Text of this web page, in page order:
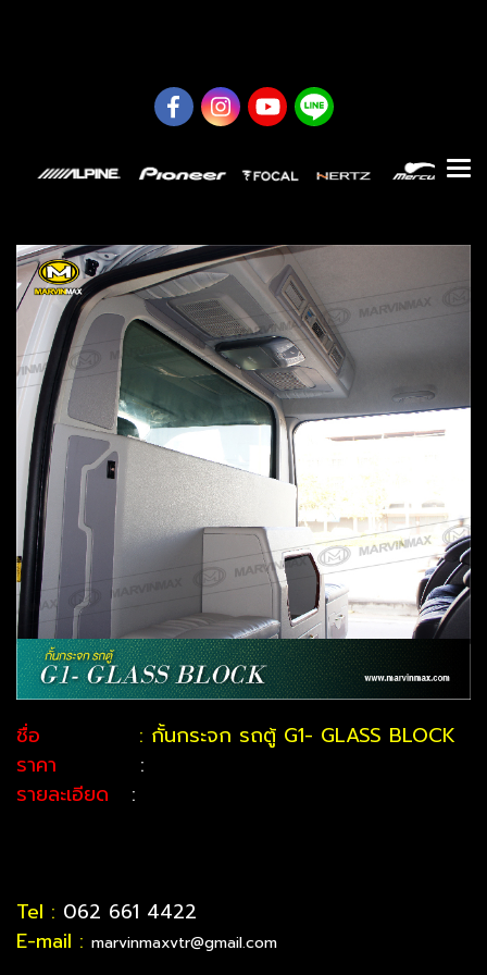
ชื่อ
: กั้นกระจก รถตู้ G1- GLASS BLOCK
ราคา
:
รายละเอียด
:
Tel : 062 661 4422
E-mail : marvinmaxvtr@gmail.com